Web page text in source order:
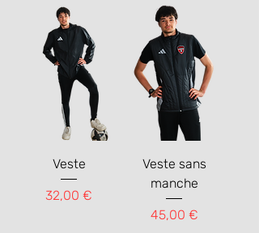
Veste
Prix
32,00 €
Veste sans
manche
Prix
45,00 €